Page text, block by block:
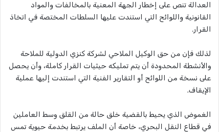
العدالة تنص على إخطار الجهة المعنية بالمخالفات والمواد
القانونية واللوائح التي استندت عليها السلطات المختصة في اتخاذ
القرار.
لذلك فإن من حق الوكيل الملاحي لشركة كنزي الدولية للملاحة
والأنشطة المحدودة أن يتم تمليكه حيثيات القرار كاملة، وأن يحصل
على نسخة من اللوائح أو التقارير الفنية التي استندت إليها عملية
الإيقاف.
الغموض الذي يحيط بالقضية خلق حالة من القلق وسط العاملين
في قطاع النقل البحري، خاصة أن الملف يرتبط بخدمة حيوية تمس